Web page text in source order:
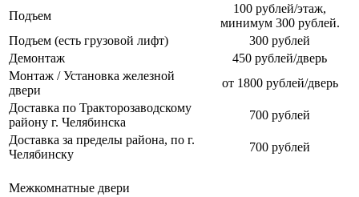
Подъем
100 рублей/этаж,
минимум 300 рублей.
Подъем (есть грузовой лифт)
300 рублей
Демонтаж
450 рублей/дверь
Монтаж / Установка железной
двери
от 1800 рублей/дверь
Доставка по Тракторозаводскому
району г. Челябинска
700 рублей
Доставка за пределы района, по г.
Челябинску
700 рублей
Межкомнатные двери